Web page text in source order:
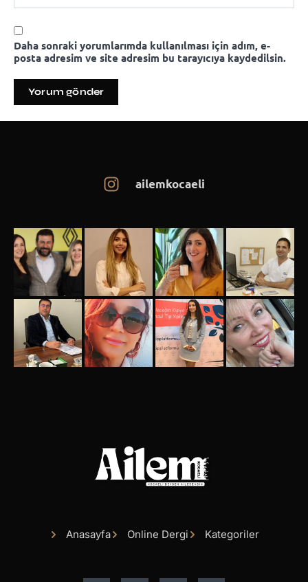
Daha sonraki yorumlarımda kullanılması için adım, e-
posta adresim ve site adresim bu tarayıcıya kaydedilsin.
ailemkocaeli
Anasayfa Online Dergi Kategoriler